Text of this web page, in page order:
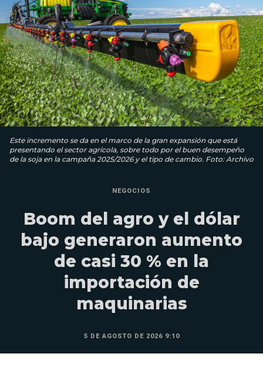
Este incremento se da en el marco de la gran expansión que está
presentando el sector agrícola, sobre todo por el buen desempeño
de la soja en la campaña 2025/2026 y el tipo de cambio. Foto: Archivo
NEGOCIOS
Boom del agro y el dólar
bajo generaron aumento
de casi 30 % en la
importación de
maquinarias
5 DE AGOSTO DE 2026 9:10